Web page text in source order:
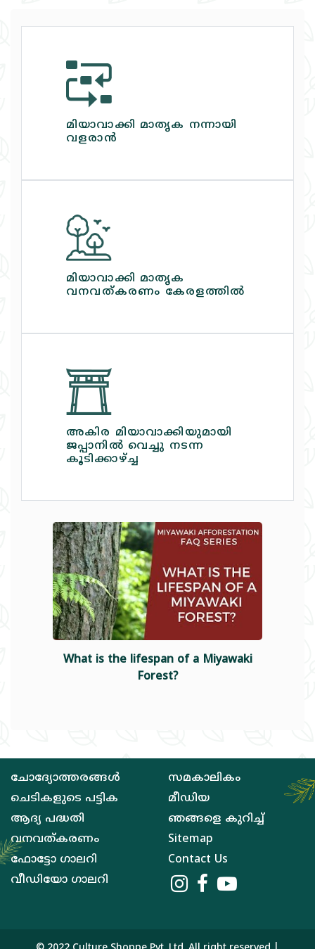
മിയാവാക്കി മാതൃക നന്നായി
വളരാന്‍
മിയാവാക്കി മാതൃക
വനവത്‌കരണം കേരളത്തില്‍
അകിര മിയാവാക്കിയുമായി
ജപ്പാനില്‍ വെച്ചു നടന്ന
കൂടിക്കാഴ്‌ച്ച
What is the lifespan of a Miyawaki
Forest?
ചോദ്യോത്തരങ്ങള്‍
ചെടികളുടെ പട്ടിക
ആദ്യ പദ്ധതി
സമകാലികം
മീഡിയ
ഞങ്ങളെ കുറിച്ച്‌
വനവത്‌കരണം
ഫോട്ടോ ഗാലറി
വീഡിയോ ഗാലറി
Sitemap
Contact Us